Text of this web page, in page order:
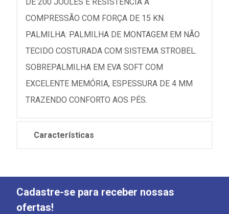
COMPRESSÃO COM FORÇA DE 15 KN.
PALMILHA: PALMILHA DE MONTAGEM EM NÃO
TECIDO COSTURADA COM SISTEMA STROBEL.
SOBREPALMILHA EM EVA SOFT COM
EXCELENTE MEMÓRIA, ESPESSURA DE 4 MM
TRAZENDO CONFORTO AOS PÉS.
Características
Cadastre-se para receber nossas
ofertas!